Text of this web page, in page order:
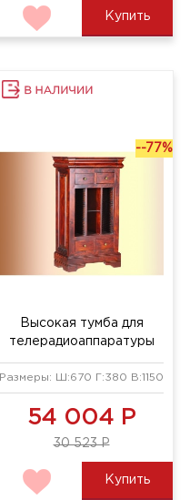
Купить
--77%
Высокая тумба для
телерадиоаппаратуры
Размеры: Ш:670 Г:380 В:1150 мм
54 004 Р
30 523 Р
Купить